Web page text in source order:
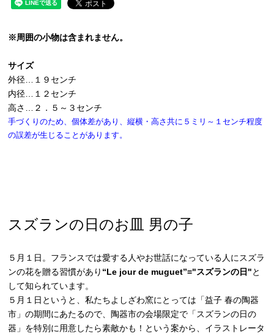
※周囲の小物は含まれません。
サイズ
外径…１９センチ
内径…１２センチ
高さ…２．５～３センチ
手づくりのため、個体差があり、縦横・高さ共に５ミリ～１センチ程度
の誤差が生じることがあります。
スズランの日のお皿 男の子
５月１日。フランスでは愛する人やお世話になっている人にスズラ
ンの花を贈る習慣があり “Le jour de muguet”="スズランの日"と
して知られています。
５月１日というと、私たちよしざわ窯にとっては「益子 春の陶器
市」の期間にあたるので、陶器市の会場限定で「スズランの日の
器」を特別に用意したら素敵かも！という案から、イラストレータ